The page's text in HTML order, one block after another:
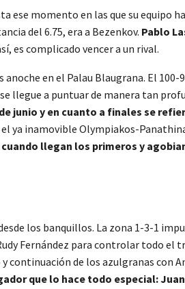
ese momento en las que su equipo
del 6.75, era a Bezenkov. Pablo
es complicado vencer a un rival.
en el Palau Blaugrana. El
llegue a puntuar de manera tan
junio y en cuanto a finales se
ya inamovible Olympiakos-
cuando llegan los primeros y
los banquillos. La zona 1-3-1
Fernández para controlar todo el
continuación de los azulgranas con
que lo hace todo especial: